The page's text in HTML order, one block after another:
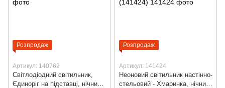
Розпродаж
Артикул: 140762
Світлодіодний світильник,
Єдиноріг на підставці, нічник,
Розпродаж
Артикул: 141424
Неоновий світильник настінно-
стельовий - Хмаринка, нічник,